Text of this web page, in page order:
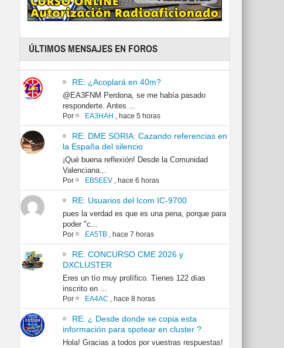
ÚLTIMOS MENSAJES EN FOROS
RE: ¿Acoplará en 40m?
@EA3FNM Perdona, se me había pasado
responderte. Antes ...
Por EA3HAH , hace 5 horas
RE: DME SORIA: Cazando referencias en
la España del silencio
¡Qué buena reflexión! Desde la Comunidad
Valenciana...
Por EB5EEV, hace 6 horas
RE: Usuarios del Icom IC-9700
pues la verdad es que es una pena, porque para
poder "c...
Por EA5TB, hace 7 horas
RE: CONCURSO CME 2026 y
DXCLUSTER
Eres un tío muy prolífico. Tienes 122 días
inscrito en ...
Por EA4AC , hace 8 horas
RE: ¿ Desde donde se copia esta
información para spotear en cluster ?
Hola! Gracias a todos por vuestras respuestas!